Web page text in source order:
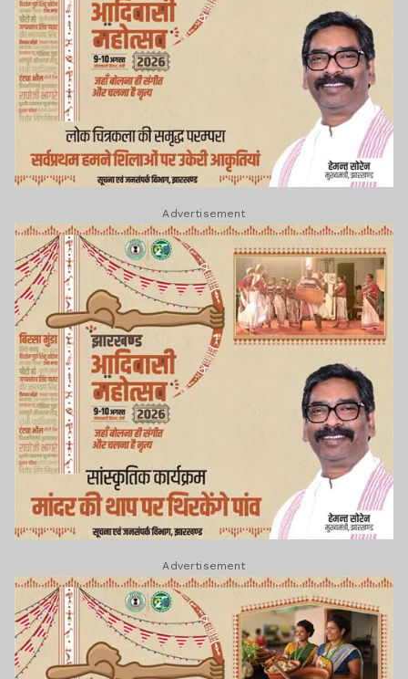
Advertisement
Advertisement